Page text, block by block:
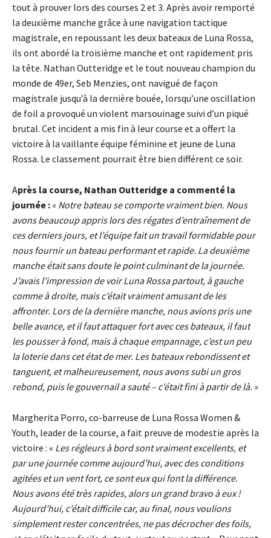
tout à prouver lors des courses 2 et 3. Après avoir remporté
la deuxième manche grâce à une navigation tactique
magistrale, en repoussant les deux bateaux de Luna Rossa,
ils ont abordé la troisième manche et ont rapidement pris
la tête. Nathan Outteridge et le tout nouveau champion du
monde de 49er, Seb Menzies, ont navigué de façon
magistrale jusqu’à la dernière bouée, lorsqu’une oscillation
de foil a provoqué un violent marsouinage suivi d’un piqué
brutal. Cet incident a mis fin à leur course et a offert la
victoire à la vaillante équipe féminine et jeune de Luna
Rossa. Le classement pourrait être bien différent ce soir.
Après la course, Nathan Outteridge a commenté la
journée : « Notre bateau se comporte vraiment bien. Nous
avons beaucoup appris lors des régates d’entraînement de
ces derniers jours, et l’équipe fait un travail formidable pour
nous fournir un bateau performant et rapide. La deuxième
manche était sans doute le point culminant de la journée.
J’avais l’impression de voir Luna Rossa partout, à gauche
comme à droite, mais c’était vraiment amusant de les
affronter. Lors de la dernière manche, nous avions pris une
belle avance, et il faut attaquer fort avec ces bateaux, il faut
les pousser à fond, mais à chaque empannage, c’est un peu
la loterie dans cet état de mer. Les bateaux rebondissent et
tanguent, et malheureusement, nous avons subi un gros
rebond, puis le gouvernail a sauté – c’était fini à partir de là. »
Margherita Porro, co-barreuse de Luna Rossa Women &
Youth, leader de la course, a fait preuve de modestie après la
victoire : « Les régleurs à bord sont vraiment excellents, et
par une journée comme aujourd’hui, avec des conditions
agitées et un vent fort, ce sont eux qui font la différence.
Nous avons été très rapides, alors un grand bravo à eux !
Aujourd’hui, c’était difficile car, au final, nous voulions
simplement rester concentrées, ne pas décrocher des foils,